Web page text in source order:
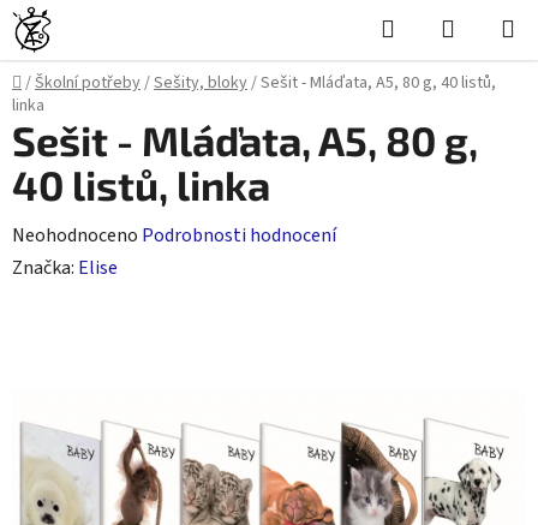
Přejít
na
obsah
Hledat
KOŠÍK
Domů
/Školní potřeby/Sešity, bloky/Sešit - Mláďata, A5, 80 g, 40 listů,
linka
Sešit - Mláďata, A5, 80 g,
40 listů, linka
Průměrné
hodnocení
5
hvězdiček.
Neohodnoceno Podrobnosti hodnocení
Značka: Elise